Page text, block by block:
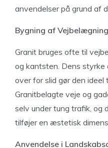
anvendelser på grund af
Bygning af
Granit bruges ofte til
og kantsten. Dens
over for slid gør den ideel
Granitbelagte veje og
selv under tung trafik, og
tilføjer en æstetisk
Anvendelse i